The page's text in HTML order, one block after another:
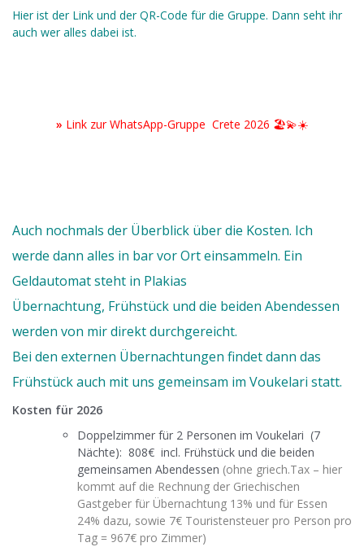
Hier ist der Link und der QR-Code für die Gruppe. Dann seht ihr
auch wer alles dabei ist.
» Link zur WhatsApp-Gruppe Crete 2026 🏖️💫☀️
Auch nochmals der Überblick über die Kosten. Ich
werde dann alles in bar vor Ort einsammeln. Ein
Geldautomat steht in Plakias
Übernachtung, Frühstück und die beiden Abendessen
werden von mir direkt durchgereicht.
Bei den externen Übernachtungen findet dann das
Frühstück auch mit uns gemeinsam im Voukelari statt.
Kosten für 2026
Doppelzimmer für 2 Personen im Voukelari (7
Nächte): 808€ incl. Frühstück und die beiden
gemeinsamen Abendessen (ohne griech.Tax – hier
kommt auf die Rechnung der Griechischen
Gastgeber für Übernachtung 13% und für Essen
24% dazu, sowie 7€ Touristensteuer pro Person pro
Tag = 967€ pro Zimmer)